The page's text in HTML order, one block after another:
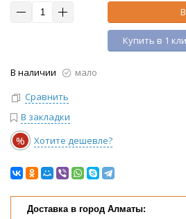
Купить в 1
В наличии
мало
Сравнить
В закладки
% Хотите дешевле?
Доставка в город Алматы: